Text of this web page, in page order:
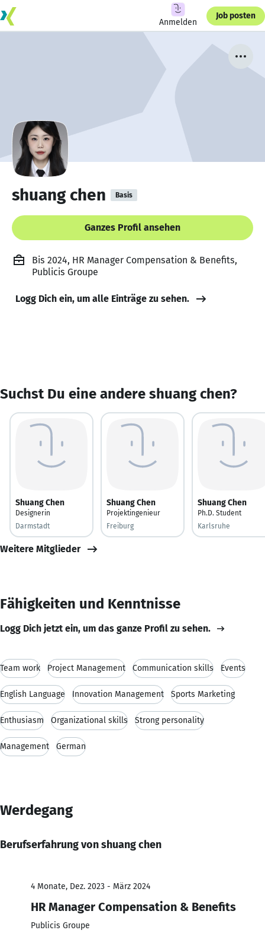
Anmelden
Job posten
shuang chen Basis
Ganzes Profil ansehen
Bis 2024, HR Manager Compensation & Benefits,
Publicis Groupe
Logg Dich ein, um alle Einträge zu sehen.
Suchst Du eine andere shuang chen?
Shuang Chen
Designerin
Darmstadt
Shuang Chen
Projektingenieur
Freiburg
Shuang Chen
Ph.D. Student
Karlsruhe
Weitere Mitglieder
Fähigkeiten und Kenntnisse
Logg Dich jetzt ein, um das ganze Profil zu sehen.
Team work Project Management Communication skills Events
English Language Innovation Management Sports Marketing
Enthusiasm Organizational skills Strong personality
Management German
Werdegang
Berufserfahrung von shuang chen
4 Monate, Dez. 2023 - März 2024
HR Manager Compensation & Benefits
Publicis Groupe